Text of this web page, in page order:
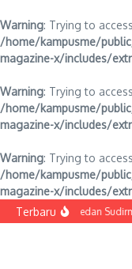
Warning: Trying to
/home/kampusme/
magazine-x/includes/
Warning: Trying to
/home/kampusme/
magazine-x/includes/
Warning: Trying to
/home/kampusme/
magazine-x/includes/
Lewati ke konten
TerbaruHKBP Medan